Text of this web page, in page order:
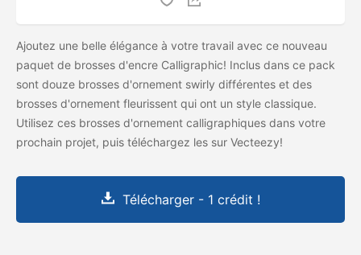
Ajoutez une belle élégance à votre travail avec ce nouveau
paquet de brosses d'encre Calligraphic! Inclus dans ce pack
sont douze brosses d'ornement swirly différentes et des
brosses d'ornement fleurissent qui ont un style classique.
Utilisez ces brosses d'ornement calligraphiques dans votre
prochain projet, puis téléchargez les sur Vecteezy!
Télécharger - 1 crédit !